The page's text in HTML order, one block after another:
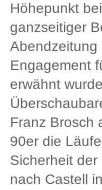
Höhepunkt
ganzseitiger
Abendzeitung
Engagement
erwähnt
Franz Brosch
90er die
Sicherheit
nach Castell